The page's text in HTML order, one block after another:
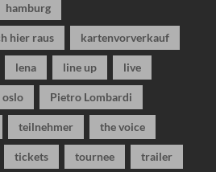
hamburg
hier raus kartenvorverkauf
lena line up live
oslo Pietro Lombardi
teilnehmer the voice
tickets tournee trailer